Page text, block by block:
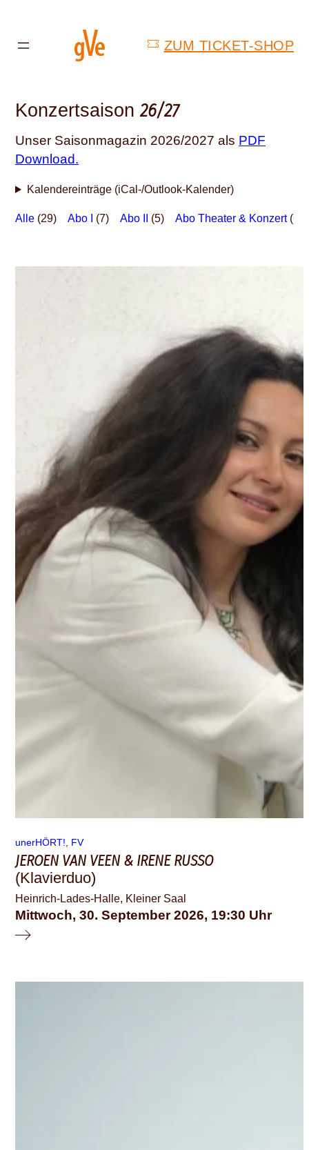
springen
ZUM TICKET-SHOP
Konzertsaison 26/27
Unser Saisonmagazin 2026/2027 als PDF
Download.
Kalendereinträge (iCal-/Outlook-Kalender)
Alle (29) Abo I (7) Abo II (5) Abo Theater & Konzert (6)
unerHÖRT! FV
JEROEN VAN VEEN & IRENE RUSSO
(Klavierduo)
Heinrich-Lades-Halle, Kleiner Saal
Mittwoch, 30. September 2026 19:30